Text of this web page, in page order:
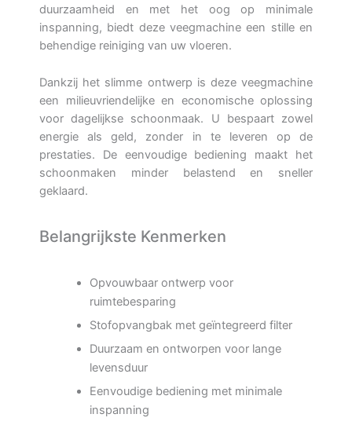
duurzaamheid en met het oog op minimale
inspanning, biedt deze veegmachine een stille en
behendige reiniging van uw vloeren.
Dankzij het slimme ontwerp is deze veegmachine
een milieuvriendelijke en economische oplossing
voor dagelijkse schoonmaak. U bespaart zowel
energie als geld, zonder in te leveren op de
prestaties. De eenvoudige bediening maakt het
schoonmaken minder belastend en sneller
geklaard.
Belangrijkste Kenmerken
Opvouwbaar ontwerp voor
ruimtebesparing
Stofopvangbak met geïntegreerd filter
Duurzaam en ontworpen voor lange
levensduur
Eenvoudige bediening met minimale
inspanning